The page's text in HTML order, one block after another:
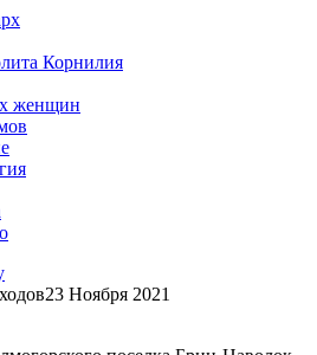
Корнилия
женщин
23 Ноября 2021